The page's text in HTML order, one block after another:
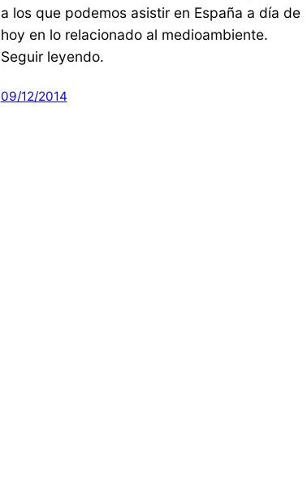
a los que podemos asistir en España a día de
hoy en lo relacionado al medioambiente.
Seguir leyendo.
09/12/2014